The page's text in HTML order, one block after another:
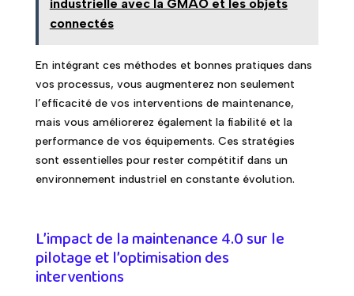
industrielle avec la GMAO et les objets
connectés
En intégrant ces méthodes et bonnes pratiques dans
vos processus, vous augmenterez non seulement
l’efficacité de vos interventions de maintenance,
mais vous améliorerez également la fiabilité et la
performance de vos équipements. Ces stratégies
sont essentielles pour rester compétitif dans un
environnement industriel en constante évolution.
L’impact de la maintenance 4.0 sur le
pilotage et l’optimisation des
interventions